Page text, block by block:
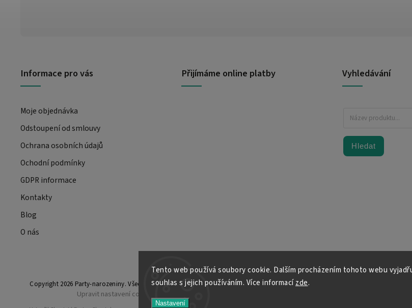
Tento web používá soubory cookie. Dalším procházením tohoto webu
souhlas s jejich používáním. Více informacízde.
Nastavení
Informace pro vás
Moje objednávka
Odstoupení od smlouvy
Ochrana osobních údajů
Ochodní podmínky
GDPR informace
Kontakty
Blog
O nás
Přijímáme online platby Vyhledávání
Hledat
Copyright 2026 Party-narozeniny. Všechna práva vyhrazena.
Upravit nastavení cookies